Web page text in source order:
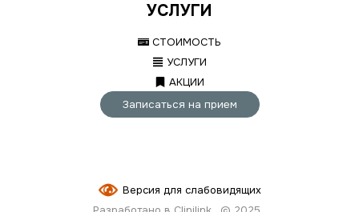
УСЛУГИ
СТОИМОСТЬ
УСЛУГИ
АКЦИИ
Записаться на прием
Версия для слабовидящих